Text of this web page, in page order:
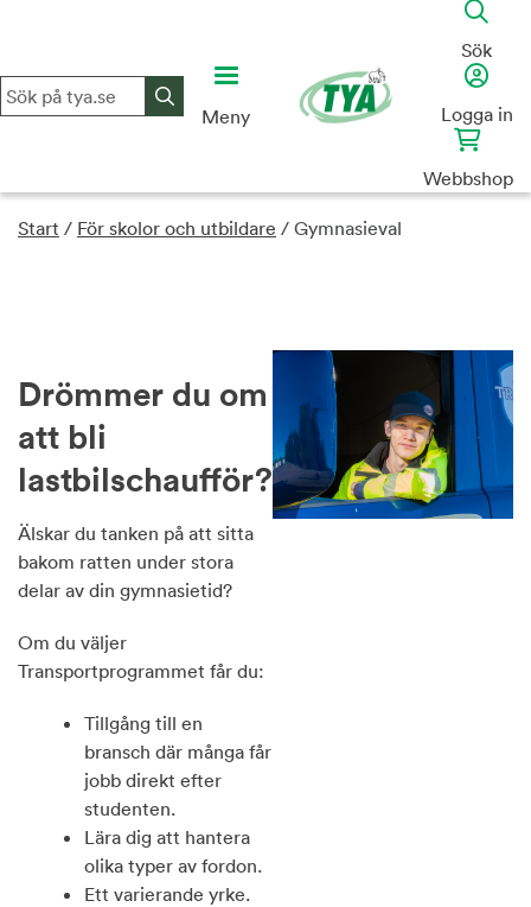
content
Meny
Sök
Logga in
Webbshop
Start / För skolor och utbildare / Gymnasieval
Drömmer du om
att bli
lastbilschaufför?
Älskar du tanken på att sitta
bakom ratten under stora
delar av din gymnasietid?
Om du väljer
Transportprogrammet får du:
Tillgång till en
bransch där många får
jobb direkt efter
studenten.
Lära dig att hantera
olika typer av fordon.
Ett varierande yrke.